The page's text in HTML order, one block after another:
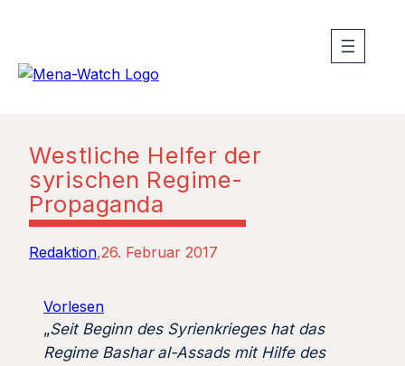
Westliche Helfer der
syrischen Regime-
Propaganda
Redaktion 26. Februar 2017
Vorlesen
„Seit Beginn des Syrienkrieges hat das
Regime Bashar al-Assads mit Hilfe des